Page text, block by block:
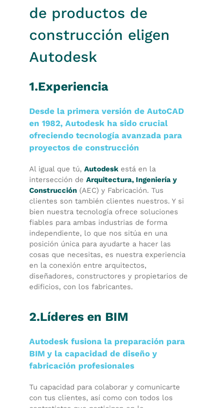
de productos de
construcción eligen
Autodesk
1.Experiencia
Desde la primera versión de AutoCAD
en 1982, Autodesk ha sido crucial
ofreciendo tecnología avanzada para
proyectos de construcción
Al igual que tú, Autodesk está en la
intersección de Arquitectura, Ingeniería y
Construcción (AEC) y Fabricación. Tus
clientes son también clientes nuestros. Y si
bien nuestra tecnología ofrece soluciones
fiables para ambas industrias de forma
independiente, lo que nos sitúa en una
posición única para ayudarte a hacer las
cosas que necesitas, es nuestra experiencia
en la conexión entre arquitectos,
diseñadores, constructores y propietarios de
edificios, con los fabricantes.
2.Líderes en BIM
Autodesk fusiona la preparación para
BIM y la capacidad de diseño y
fabricación profesionales
Tu capacidad para colaborar y comunicarte
con tus clientes, así como con todos los